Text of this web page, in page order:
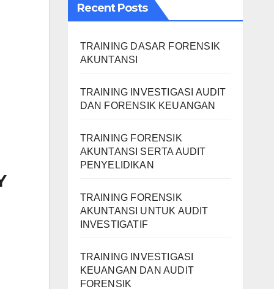
Recent Posts
TRAINING DASAR FORENSIK
AKUNTANSI
TRAINING INVESTIGASI AUDIT
DAN FORENSIK KEUANGAN
TRAINING FORENSIK
AKUNTANSI SERTA AUDIT
PENYELIDIKAN
TRAINING FORENSIK
AKUNTANSI UNTUK AUDIT
INVESTIGATIF
TRAINING INVESTIGASI
KEUANGAN DAN AUDIT
FORENSIK